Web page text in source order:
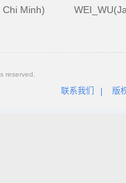
Chi Minh)
reserved.
联系我们 版